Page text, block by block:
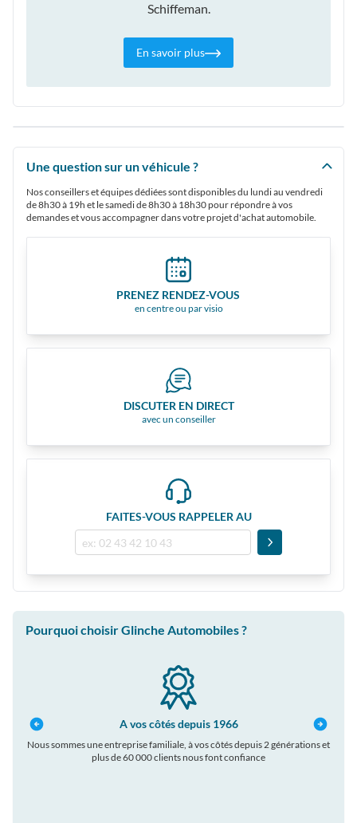
Schiffeman.
En savoir plus
Une question sur un véhicule ?
Nos conseillers et équipes dédiées sont disponibles du lundi au vendredi
de 8h30 à 19h et le samedi de 8h30 à 18h30 pour répondre à vos
demandes et vous accompagner dans votre projet d'achat automobile.
PRENEZ RENDEZ-VOUS
en centre ou par visio
DISCUTER EN DIRECT
avec un conseiller
FAITES-VOUS RAPPELER AU
Pourquoi choisir Glinche Automobiles ?
A vos côtés depuis 1966
Nous sommes une entreprise familiale, à vos côtés depuis 2 générations et
plus de 60 000 clients nous font confiance